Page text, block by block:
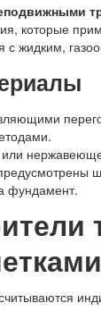
которые
с жидким,
фундамент.